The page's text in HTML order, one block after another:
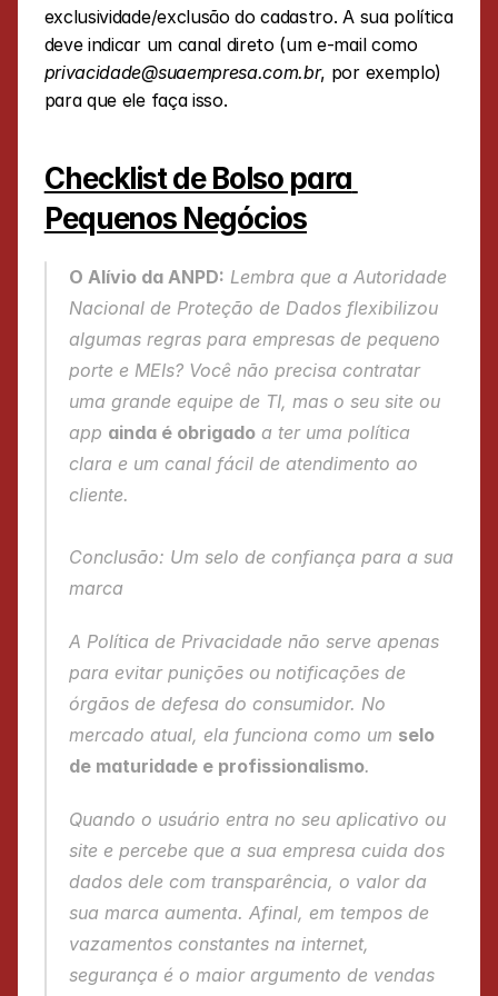
exclusividade/exclusão do cadastro. A sua política
privacidade@suaempresa.com.br, por exemplo)
para que ele faça isso.
Checklist de Bolso para
Pequenos Negócios
O Alívio da ANPD: Lembra que a Autoridade
Nacional de Proteção de Dados flexibilizou
algumas regras para empresas de pequeno
porte e MEIs? Você não precisa contratar
uma grande equipe de TI, mas o seu site ou
app ainda é obrigado a ter uma política
clara e um canal fácil de atendimento ao
cliente.
Conclusão: Um selo de confiança para a sua
marca
A Política de Privacidade não serve apenas
para evitar punições ou notificações de
órgãos de defesa do consumidor. No
mercado atual, ela funciona como um selo
de maturidade e profissionalismo.
Quando o usuário entra no seu aplicativo ou
site e percebe que a sua empresa cuida dos
dados dele com transparência, o valor da
sua marca aumenta. Afinal, em tempos de
vazamentos constantes na internet,
segurança é o maior argumento de vendas